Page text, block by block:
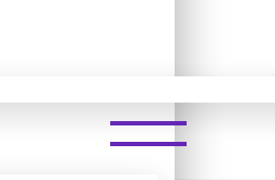
PANDEMIC